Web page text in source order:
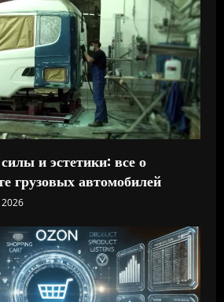
и эстетики: все о
грузовых автомобилей
2026